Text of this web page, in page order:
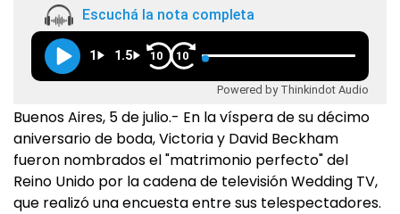
Escuchá la nota completa
1 1.5 10 10
Powered by Thinkindot Audio
Buenos Aires, 5 de julio.- En la víspera de su décimo
aniversario de boda, Victoria y David Beckham
fueron nombrados el "matrimonio perfecto" del
Reino Unido por la cadena de televisión Wedding TV,
que realizó una encuesta entre sus telespectadores.